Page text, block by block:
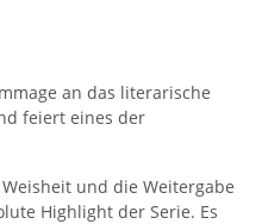
an das literarische
feiert eines der
und die Weitergabe
Highlight der Serie. Es